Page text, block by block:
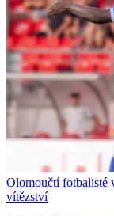
Olomoučtí fotbalisté
vítězství